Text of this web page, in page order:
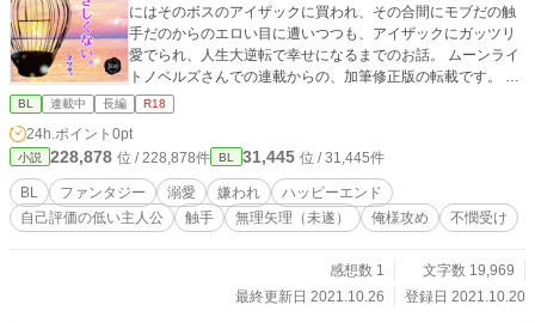
にはそのボスのアイザックに買われ、その合間にモブだの触
手だのからのエロい目に遭いつつも、アイザックにガッツリ
愛でられ、人生大逆転で幸せになるまでのお話。 ムーンライ
トノベルズさんでの連載からの、加筆修正版の転載です。 エ
ブさんでは強非くらったので、こっちでさらに内容の修正か
けつつ供養します。 年齢制限あるお話には、＊マークつきま
す。
BL 連載中 長編 R18
24h.ポイント 0pt
小説 228,878 位 / 228,878件 BL 31,445 位 / 31,445件
BL ファンタジー 溺愛 嫌われ
ハッピーエンド
自己評価の低い主人公
触手 無理矢理（未遂） 俺様攻め 不憫受け
感想数 1
文字数 19,969
最終更新日 2021.10.26
登録日 2021.10.20